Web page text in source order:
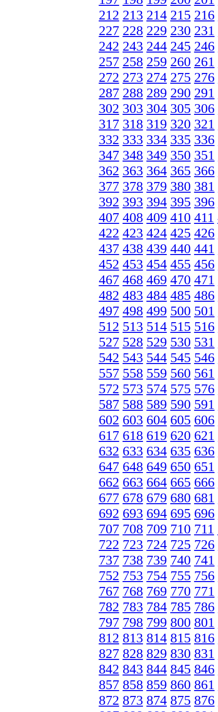
212 213 214 215 216
227 228 229 230 231
242 243 244 245 246
257 258 259 260 261
272 273 274 275 276
287 288 289 290 291
302 303 304 305 306
317 318 319 320 321
332 333 334 335 336
347 348 349 350 351
362 363 364 365 366
377 378 379 380 381
392 393 394 395 396
407 408 409 410 411
422 423 424 425 426
437 438 439 440 441
452 453 454 455 456
467 468 469 470 471
482 483 484 485 486
497 498 499 500 501
512 513 514 515 516
527 528 529 530 531
542 543 544 545 546
557 558 559 560 561
572 573 574 575 576
587 588 589 590 591
602 603 604 605 606
617 618 619 620 621
632 633 634 635 636
647 648 649 650 651
662 663 664 665 666
677 678 679 680 681
692 693 694 695 696
707 708 709 710 711
722 723 724 725 726
737 738 739 740 741
752 753 754 755 756
767 768 769 770 771
782 783 784 785 786
797 798 799 800 801
812 813 814 815 816
827 828 829 830 831
842 843 844 845 846
857 858 859 860 861
872 873 874 875 876